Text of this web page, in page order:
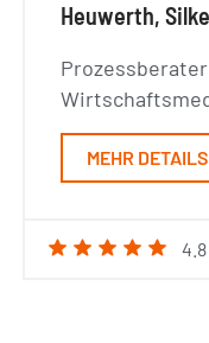
Heuwerth, Silke
MEHR DETAILS
4.8